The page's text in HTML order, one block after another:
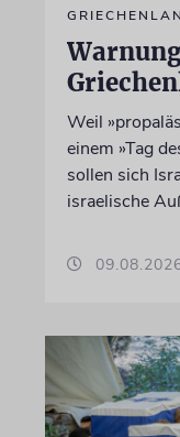
Weil
einem »Tag
sollen sich
israelische